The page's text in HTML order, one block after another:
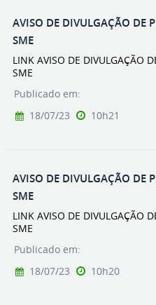
AVISO DE DIVULGAÇÃO DE
SME
LINK AVISO DE DIVULGAÇÃO
SME
Publicado em:
18/07/23
10h21
AVISO DE DIVULGAÇÃO DE
SME
LINK AVISO DE DIVULGAÇÃO
SME
Publicado em:
18/07/23
10h20